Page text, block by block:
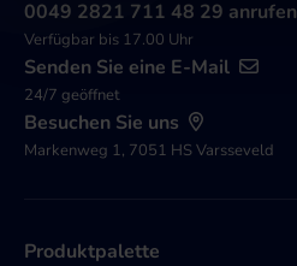
0049 2821 711 48 29 anrufen
Verfügbar bis 17.00 Uhr
Senden Sie eine E-Mail
24/7 geöffnet
Besuchen Sie uns
Markenweg 1, 7051 HS Varsseveld
Produktpalette